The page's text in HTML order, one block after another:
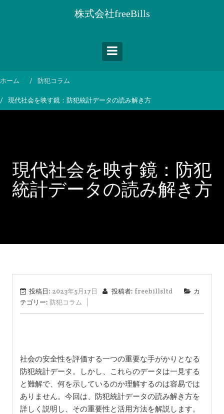
ス
ッ
株式会社freeBills
ホーム 防犯コラム
現代社会を映す鏡：防犯統計データの読み解き方
現代社会を映す鏡：防犯
統計データの読み解き方
投稿日: 2023年5月17日 投稿者: freebillsltd
カ
テゴリー: 防犯コラム
社会の安全性を評価する一つの重要な手がかりとなる
防犯統計データ。しかし、これらのデータは一見する
と難解で、何を示しているのか理解するのは容易では
ありません。今回は、防犯統計データの読み解き方を
詳しく説明し、その重要性と活用方法を解説します。